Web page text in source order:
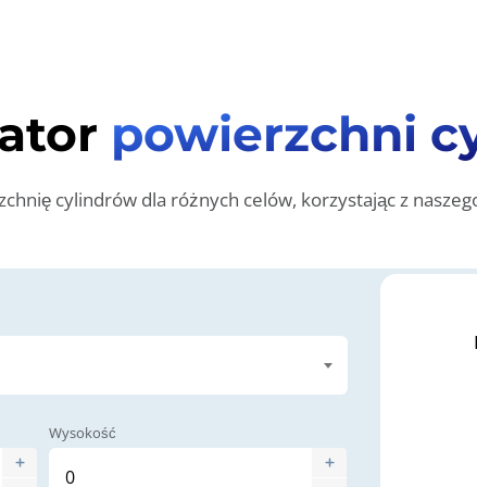
powierzchni
cylindrów dla różnych celów, korzystając z
Wysokość